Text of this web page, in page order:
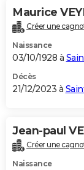
Maurice
Créer une
Naissance
03/10/1928 à
Décès
21/12/2023 à
Jean-paul
Créer une
Naissance